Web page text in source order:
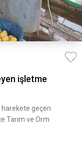
işletme
harekete geçen
Tarım ve Orm